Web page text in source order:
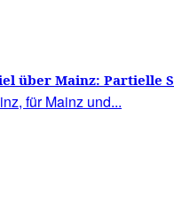
über Mainz: Partielle
zu etwa 88 Prozent